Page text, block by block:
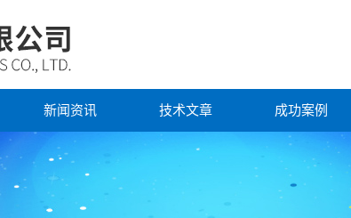
新闻资讯 技术文章 成功案例